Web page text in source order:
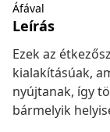
Áfával
Leírás
Ezek az
kialakításúak,
nyújtanak, így
bármelyik